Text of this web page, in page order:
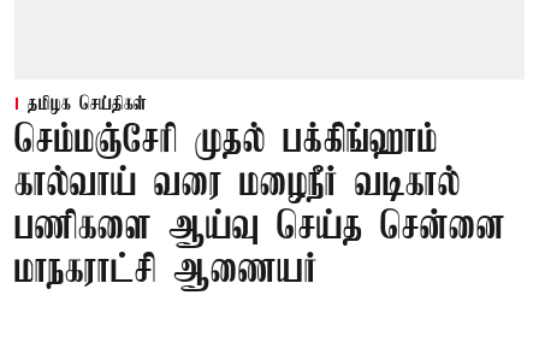
தமிழக செய்திகள்
செம்மஞ்சேரி முதல் பக்கிங்ஹாம்
கால்வாய் வரை மழைநீர் வடிகால்
பணிகளை ஆய்வு செய்த சென்னை
மாநகராட்சி ஆணையர்